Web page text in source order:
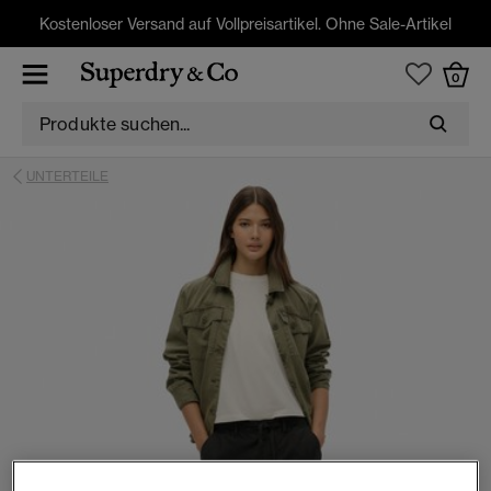
Kostenloser Versand auf Vollpreisartikel. Ohne Sale-Artikel
0
UNTERTEILE